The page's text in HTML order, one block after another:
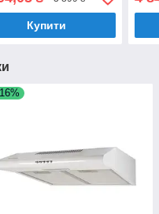
Купити